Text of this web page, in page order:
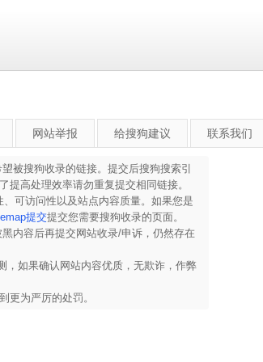
网站举报 给搜狗建议 联系我们
被搜狗收录的链接。提交后搜狗搜索引
高处理效率请勿重复提交相同链接。
可访问性以及站点内容质量。如果您是
提交提交您需要搜狗收录的页面。
内容后再提交网站收录/申诉，仍然存在
，如果确认网站内容优质，无欺诈，作弊
更为严厉的处罚。